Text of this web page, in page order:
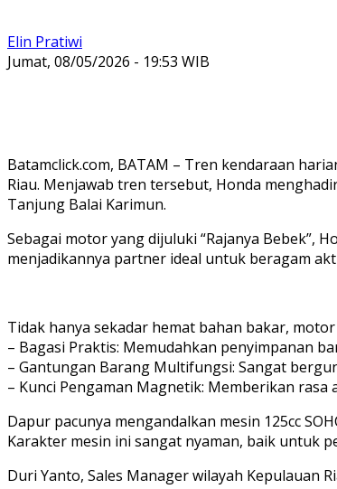
Elin Pratiwi
Jumat, 08/05/2026 - 19:53 WIB
Batamclick.com, BATAM – Tren kendaraan
Riau. Menjawab tren tersebut, Honda
Tanjung Balai Karimun.
Sebagai motor yang dijuluki “Rajanya Bebek”,
menjadikannya partner ideal untuk beragam
Tidak hanya sekadar hemat bahan bakar,
– Bagasi Praktis: Memudahkan penyimpanan
– Gantungan Barang Multifungsi: Sangat
– Kunci Pengaman Magnetik: Memberikan
Dapur pacunya mengandalkan mesin 125cc
Karakter mesin ini sangat nyaman, baik untuk
Duri Yanto, Sales Manager wilayah Kepulauan